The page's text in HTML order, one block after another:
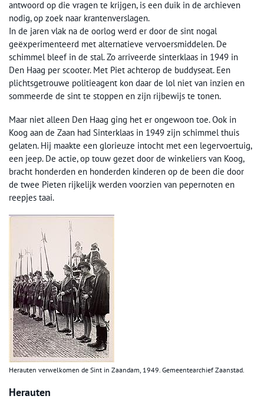
antwoord op die vragen te krijgen, is een duik in de archieven
nodig, op zoek naar krantenverslagen.
In de jaren vlak na de oorlog werd er door de sint nogal
geëxperimenteerd met alternatieve vervoersmiddelen. De
schimmel bleef in de stal. Zo arriveerde sinterklaas in 1949 in
Den Haag per scooter. Met Piet achterop de buddyseat. Een
plichtsgetrouwe politieagent kon daar de lol niet van inzien en
sommeerde de sint te stoppen en zijn rijbewijs te tonen.
Maar niet alleen Den Haag ging het er ongewoon toe. Ook in
Koog aan de Zaan had Sinterklaas in 1949 zijn schimmel thuis
gelaten. Hij maakte een glorieuze intocht met een legervoertuig,
een jeep. De actie, op touw gezet door de winkeliers van Koog,
bracht honderden en honderden kinderen op de been die door
de twee Pieten rijkelijk werden voorzien van pepernoten en
reepjes taai.
Herauten verwelkomen de Sint in Zaandam, 1949. Gemeentearchief Zaanstad.
Herauten